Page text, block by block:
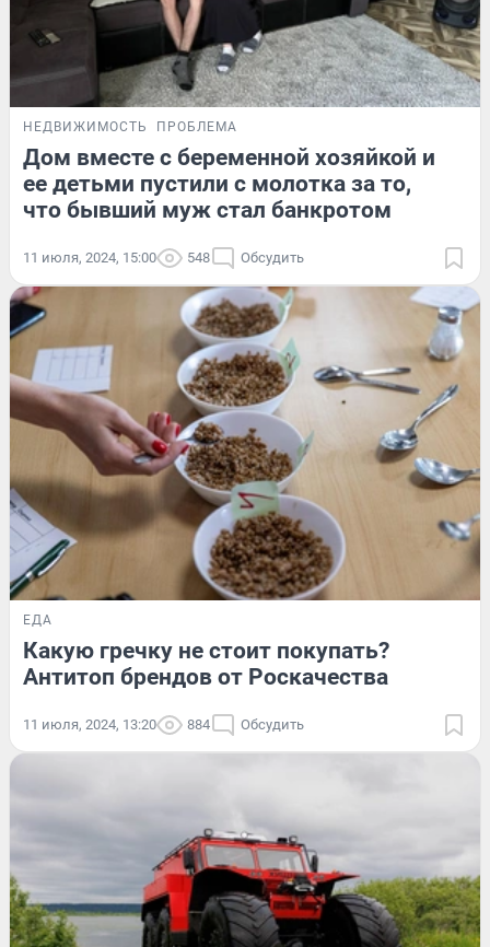
НЕДВИЖИМОСТЬ ПРОБЛЕМА
Дом вместе с беременной хозяйкой и
ее детьми пустили с молотка за то,
что бывший муж стал банкротом
11 июля, 2024, 15:00 548 Обсудить
ЕДА
Какую гречку не стоит покупать?
Антитоп брендов от Роскачества
11 июля, 2024, 13:20 884 Обсудить